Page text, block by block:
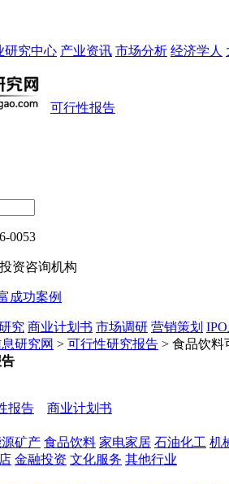
研究中心 产业资讯 市场分析 经济学人
可行性报告
0053
资咨询机构
成功案例
究 商业计划书 市场调研 营销策划
研究网 > 可行性研究报告 > 食品饮料
报告
商业计划书
矿产 食品饮料 家电家居 石油化工 机
金融投资 文化服务 其他行业